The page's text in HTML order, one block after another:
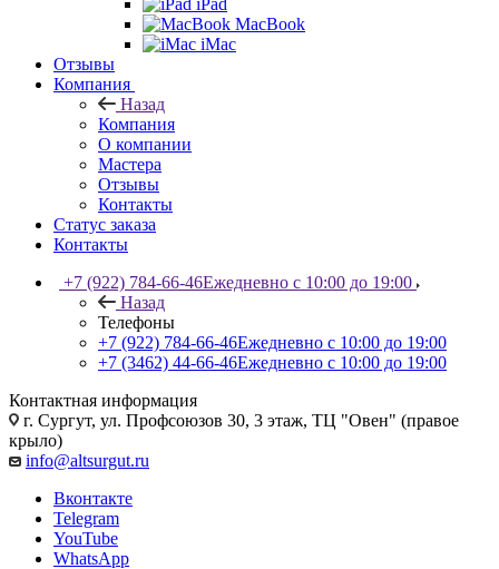
iPad
MacBook
iMac
Отзывы
Компания
Назад
Компания
О компании
Мастера
Отзывы
Контакты
Статус заказа
Контакты
+7 (922) 784-66-46Ежедневно с 10:00 до 19:00
Назад
Телефоны
+7 (922) 784-66-46Ежедневно с 10:00 до 19:00
+7 (3462) 44-66-46Ежедневно с 10:00 до 19:00
Контактная информация
г. Сургут, ул. Профсоюзов 30, 3 этаж, ТЦ "Овен" (правое
крыло)
info@altsurgut.ru
Вконтакте
Telegram
YouTube
WhatsApp